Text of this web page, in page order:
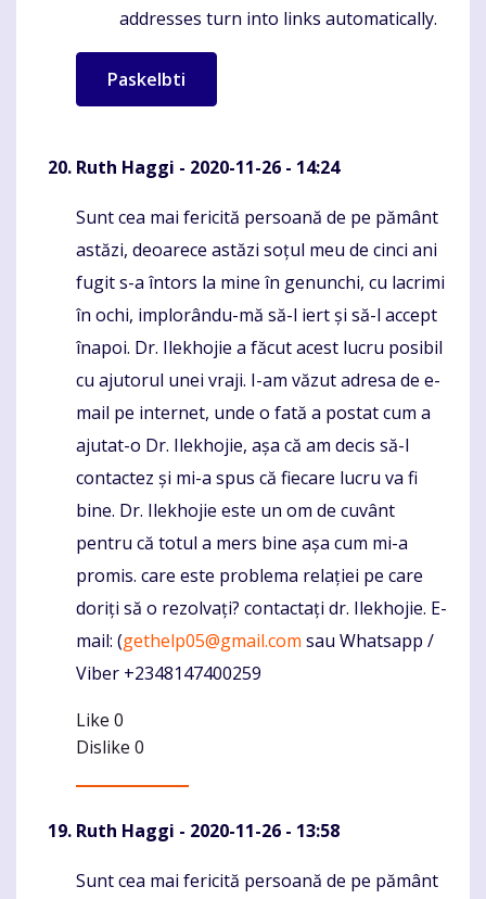
addresses turn into links automatically.
Ruth Haggi - 2020-11-26 - 14:24
Komentaras
Sunt cea mai fericită persoană de pe pământ
astăzi, deoarece astăzi soțul meu de cinci ani
fugit s-a întors la mine în genunchi, cu lacrimi
în ochi, implorându-mă să-l iert și să-l accept
înapoi. Dr. Ilekhojie a făcut acest lucru posibil
cu ajutorul unei vraji. I-am văzut adresa de e-
mail pe internet, unde o fată a postat cum a
ajutat-o Dr. Ilekhojie, așa că am decis să-l
contactez și mi-a spus că fiecare lucru va fi
bine. Dr. Ilekhojie este un om de cuvânt
pentru că totul a mers bine așa cum mi-a
promis. care este problema relației pe care
doriți să o rezolvați? contactați dr. Ilekhojie. E-
mail: (gethelp05@gmail.com sau Whatsapp /
Viber +2348147400259
Like 0
Dislike 0
Ruth Haggi - 2020-11-26 - 13:58
Komentaras
Sunt cea mai fericită persoană de pe pământ